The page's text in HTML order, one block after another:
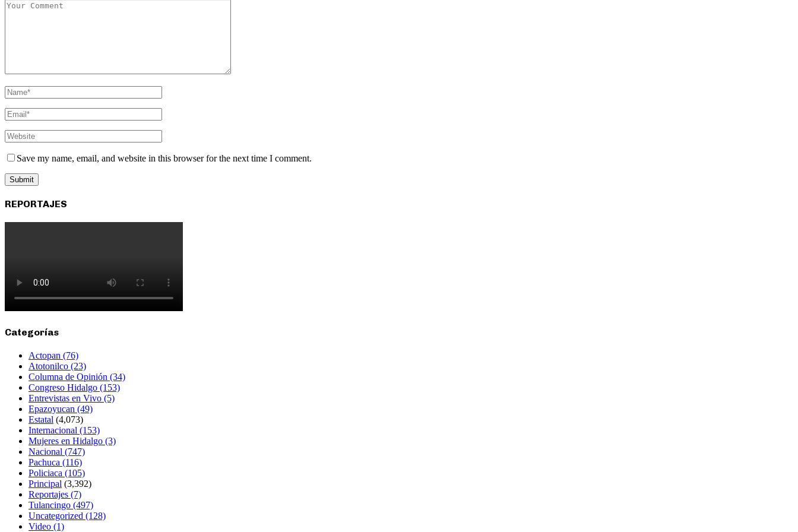
Save my name, email, and website in this browser for the next time I comment.
REPORTAJES
Categorías
Actopan (76)
Atotonilco (23)
Columna de Opinión (34)
Congreso Hidalgo (153)
Entrevistas en Vivo (5)
Epazoyucan (49)
Estatal (4,073)
Internacional (153)
Mujeres en Hidalgo (3)
Nacional (747)
Pachuca (116)
Policiaca (105)
Principal (3,392)
Reportajes (7)
Tulancingo (497)
Uncategorized (128)
Video (1)